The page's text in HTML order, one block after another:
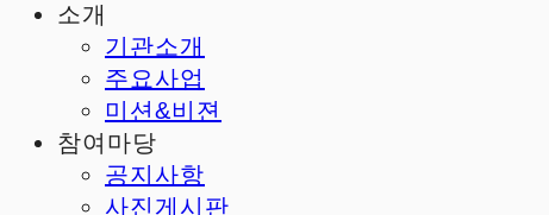
소개
기관소개
주요사업
미션&비젼
참여마당
공지사항
사진게시판